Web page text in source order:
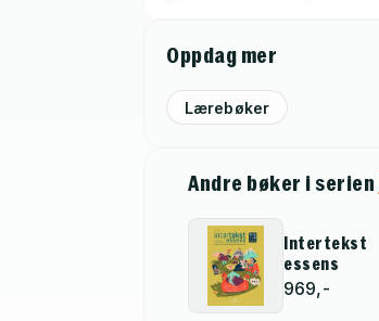
Oppdag mer
Lærebøker
Andre bøker i serien
Intertekst
essens
969,-